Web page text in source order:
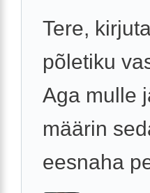
Tere,
põletiku
Aga mulle
määrin
eesnaha